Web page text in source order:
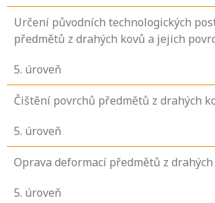
Určení původních technologických
předmětů z drahých kovů a jejich
5. úroveň
Čištění povrchů předmětů z drahých
5. úroveň
Oprava deformací předmětů z
5. úroveň